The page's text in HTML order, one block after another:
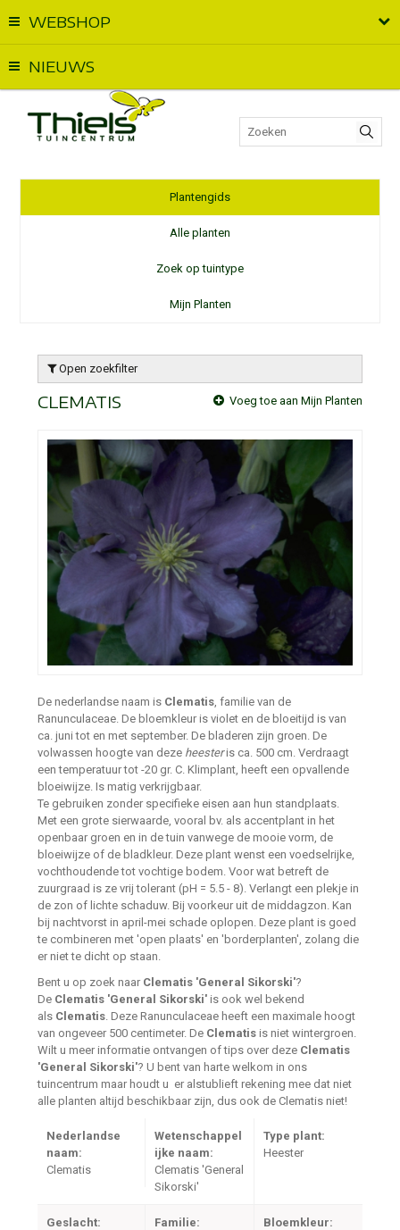
WEBSHOP
NIEUWS
Plantengids
Alle planten
Zoek op tuintype
Mijn Planten
Open zoekfilter
CLEMATIS Voeg toe aan Mijn Planten
De nederlandse naam is Clematis , familie van de
Ranunculaceae. De bloemkleur is violet en de bloeitijd is van
ca. juni tot en met september. De bladeren zijn groen. De
volwassen hoogte van deze heesteris ca. 500 cm. Verdraagt
een temperatuur tot -20 gr. C. Klimplant, heeft een opvallende
bloeiwijze. Is matig verkrijgbaar.
Te gebruiken zonder specifieke eisen aan hun standplaats.
Met een grote sierwaarde, vooral bv. als accentplant in het
openbaar groen en in de tuin vanwege de mooie vorm, de
bloeiwijze of de bladkleur. Deze plant wenst een voedselrijke,
vochthoudende tot vochtige bodem. Voor wat betreft de
zuurgraad is ze vrij tolerant (pH = 5.5 - 8). Verlangt een plekje in
de zon of lichte schaduw. Bij voorkeur uit de middagzon. Kan
bij nachtvorst in april-mei schade oplopen. Deze plant is goed
te combineren met 'open plaats' en 'borderplanten', zolang die
er niet te dicht op staan.
Bent u op zoek naar Clematis 'General Sikorski'?
De Clematis 'General Sikorski' is ook wel bekend
als Clematis . Deze Ranunculaceae heeft een maximale hoogt
van ongeveer 500 centimeter. De Clematis is niet wintergroen.
Wilt u meer informatie ontvangen of tips over deze Clematis
'General Sikorski'? U bent van harte welkom in ons
tuincentrum maar houdt u er alstublieft rekening mee dat niet
alle planten altijd beschikbaar zijn, dus ook de Clematis niet!
Nederlandse
naam:
Clematis
Wetenschappel
ijke naam:
Clematis 'General
Sikorski'
Type plant:
Heester
Geslacht:
Familie:
Bloemkleur: